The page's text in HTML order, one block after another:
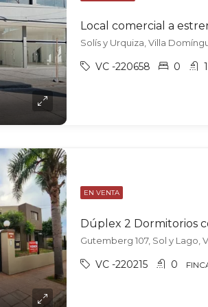
Solís y Urquiza, Villa
VC -220658 0 1
EN VENTA
Gutemberg 107, Sol y Lago,
VC -220215 0